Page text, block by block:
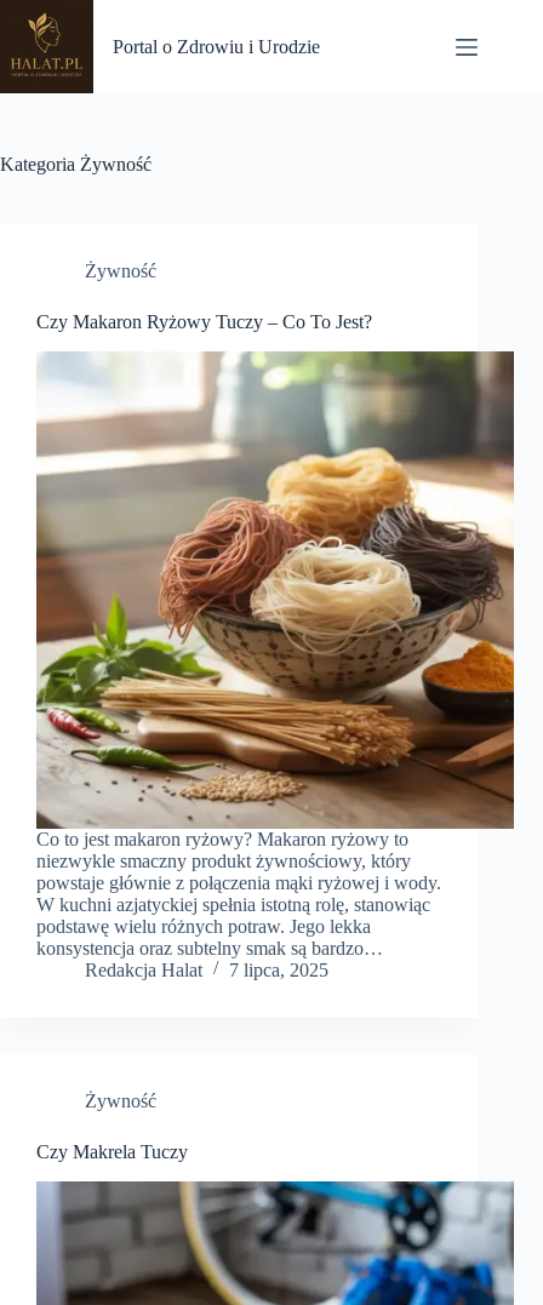
Przejdź
treści
Portal o Zdrowiu i Urodzie
Kategoria Żywność
Żywność
Czy Makaron Ryżowy Tuczy – Co To Jest?
Co to jest makaron ryżowy? Makaron ryżowy to
niezwykle smaczny produkt żywnościowy, który
powstaje głównie z połączenia mąki ryżowej i wody.
W kuchni azjatyckiej spełnia istotną rolę, stanowiąc
podstawę wielu różnych potraw. Jego lekka
konsystencja oraz subtelny smak są bardzo…
Redakcja Halat
7 lipca, 2025
Żywność
Czy Makrela Tuczy